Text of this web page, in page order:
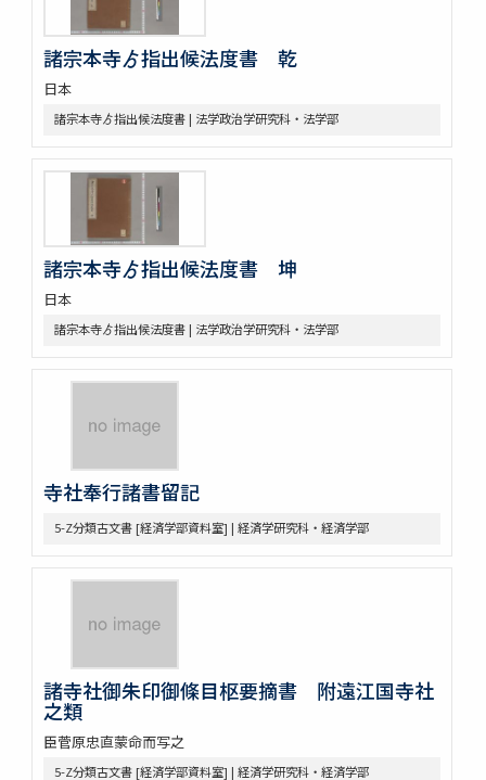
中世法制史料
御成敗式目関係古写本群
御成敗式目 [極書あり]
令義解・令集解写本・刊本群
令集解[甲:2:100]
令集解[甲:2:101]
令集解[甲:2:342]
令集解[甲:2:670]
令集解[甲:2:671]
令集解[甲:2:1147]
令集解[甲:2:2364]
近世史料
遠山家記録残闕
三井家伝遺書
宮崎益次郎日記
江戸幕府関係史料
御代官手かがみ
奥坊主組頭記録
堀田家記録 公私緊要
大成有司心得
武蔵国下奈良村吉田市右衛門家文書
諸宗本寺ゟ指出候法度書 乾
日本
諸宗本寺ゟ指出候法度書 | 法学政治学研究科・法学部
諸宗本寺ゟ指出候法度書 坤
日本
諸宗本寺ゟ指出候法度書 | 法学政治学研究科・法学部
寺社奉行諸書留記
5-Z分類古文書 [経済学部資料室] | 経済学研究科・経済学部
諸寺社御朱印御條目枢要摘書 附遠江国寺社
之類
臣菅原忠直蒙命而写之
5-Z分類古文書 [経済学部資料室] | 経済学研究科・経済学部